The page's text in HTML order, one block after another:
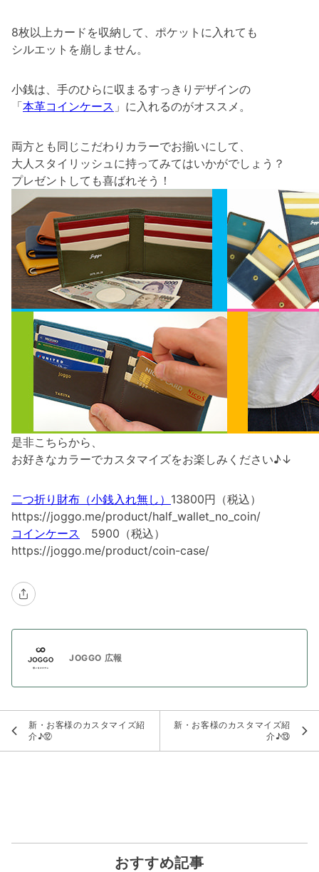
8枚以上カードを収納して、ポケットに入れても
シルエットを崩しません。
小銭は、手のひらに収まるすっきりデザインの
「本革コインケース 」に入れるのがオススメ。
両方とも同じこだわりカラーでお揃いにして、
大人スタイリッシュに持ってみてはいかがでしょう？
プレゼントしても喜ばれそう！
是非こちらから、
お好きなカラーでカスタマイズをお楽しみください♪↓
二つ折り財布（小銭入れ無し） 13800円（税込）
https://joggo.me/product/half_wallet_no_coin/
コインケース 5900（税込）
https://joggo.me/product/coin-case/
JOGGO 広報
新・お客様のカスタマイズ紹
介♪⑫
新・お客様のカスタマイズ紹
介♪⑬
おすすめ記事